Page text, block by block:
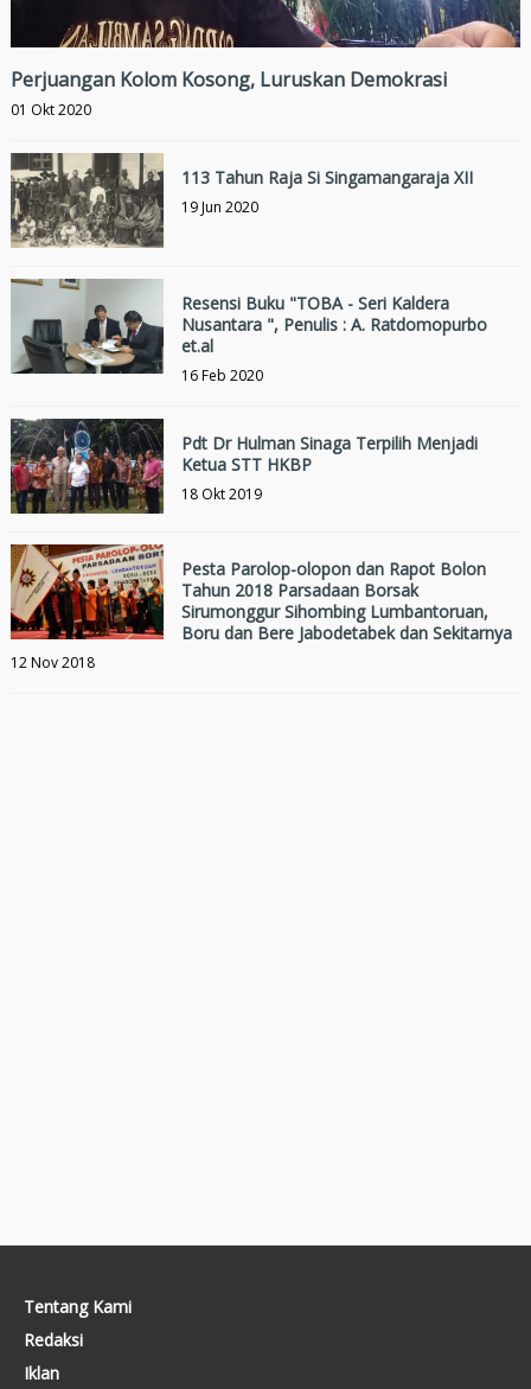
Perjuangan Kolom Kosong, Luruskan Demokrasi
01 Okt 2020
113 Tahun Raja Si Singamangaraja XII
19 Jun 2020
Resensi Buku "TOBA - Seri Kaldera
Nusantara ", Penulis : A. Ratdomopurbo
et.al
16 Feb 2020
Pdt Dr Hulman Sinaga Terpilih Menjadi
Ketua STT HKBP
18 Okt 2019
Pesta Parolop-olopon dan Rapot Bolon
Tahun 2018 Parsadaan Borsak
Sirumonggur Sihombing Lumbantoruan,
Boru dan Bere Jabodetabek dan Sekitarnya
12 Nov 2018
Tentang Kami
Redaksi
Iklan